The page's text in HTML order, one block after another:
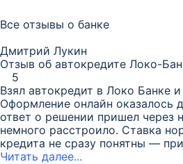
Все отзывы о банке
Дмитрий Лукин
Отзыв об автокредите Локо-
5
Взял автокредит в Локо Банке
Оформление онлайн оказалось
ответ о решении пришел через
немного расстроило. Ставка
кредита не сразу понятны —
Читать далее...